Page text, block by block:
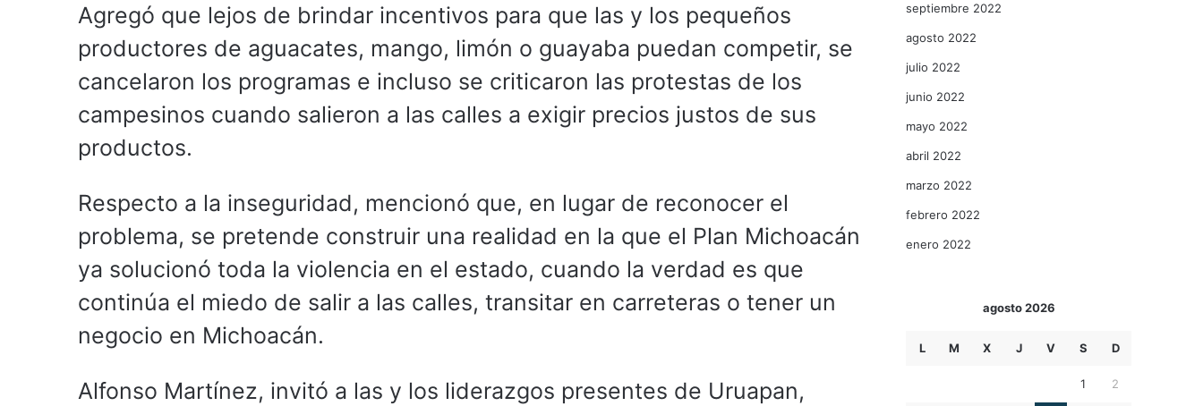
Agregó que lejos de brindar incentivos para que las y los pequeños
productores de aguacates, mango, limón o guayaba puedan competir, se
cancelaron los programas e incluso se criticaron las protestas de los
campesinos cuando salieron a las calles a exigir precios justos de sus
productos.
Respecto a la inseguridad, mencionó que, en lugar de reconocer el
problema, se pretende construir una realidad en la que el Plan Michoacán
ya solucionó toda la violencia en el estado, cuando la verdad es que
continúa el miedo de salir a las calles, transitar en carreteras o tener un
negocio en Michoacán.
Alfonso Martínez, invitó a las y los liderazgos presentes de Uruapan,
septiembre 2022
agosto 2022
julio 2022
junio 2022
mayo 2022
abril 2022
marzo 2022
febrero 2022
enero 2022
agosto 2026
L M X J V S D
1 2